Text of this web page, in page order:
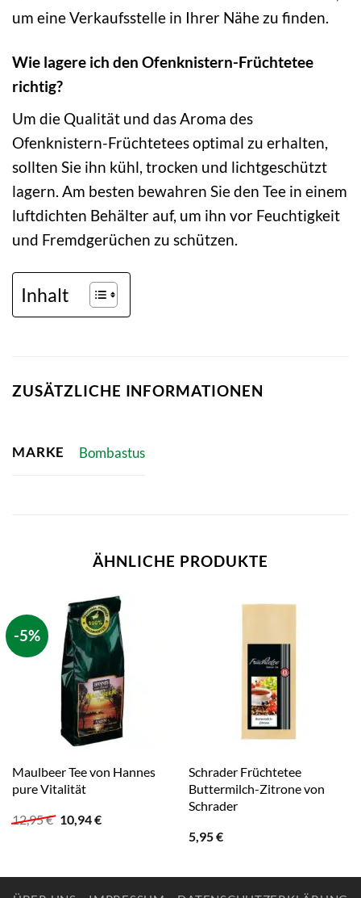
um eine Verkaufsstelle in Ihrer Nähe zu finden.
Wie lagere ich den Ofenknistern-Früchtetee
richtig?
Um die Qualität und das Aroma des
Ofenknistern-Früchtetees optimal zu erhalten,
sollten Sie ihn kühl, trocken und lichtgeschützt
lagern. Am besten bewahren Sie den Tee in einem
luftdichten Behälter auf, um ihn vor Feuchtigkeit
und Fremdgerüchen zu schützen.
Inhalt
ZUSÄTZLICHE INFORMATIONEN
MARKE Bombastus
ÄHNLICHE PRODUKTE
-5%
Maulbeer Tee von Hannes
pure Vitalität
12,95€ Ursprünglicher
Preis
10,94€Aktueller
Schrader Früchtetee
Buttermilch-Zitrone von
Schrader
5,95€